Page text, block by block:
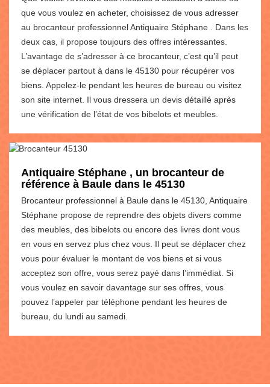
que vous voulez en acheter, choisissez de vous adresser
au brocanteur professionnel Antiquaire Stéphane . Dans les
deux cas, il propose toujours des offres intéressantes.
L’avantage de s’adresser à ce brocanteur, c’est qu’il peut
se déplacer partout à dans le 45130 pour récupérer vos
biens. Appelez-le pendant les heures de bureau ou visitez
son site internet. Il vous dressera un devis détaillé après
une vérification de l’état de vos bibelots et meubles.
Antiquaire Stéphane , un brocanteur de
référence à Baule dans le 45130
Brocanteur professionnel à Baule dans le 45130, Antiquaire
Stéphane propose de reprendre des objets divers comme
des meubles, des bibelots ou encore des livres dont vous
en vous en servez plus chez vous. Il peut se déplacer chez
vous pour évaluer le montant de vos biens et si vous
acceptez son offre, vous serez payé dans l’immédiat. Si
vous voulez en savoir davantage sur ses offres, vous
pouvez l’appeler par téléphone pendant les heures de
bureau, du lundi au samedi.